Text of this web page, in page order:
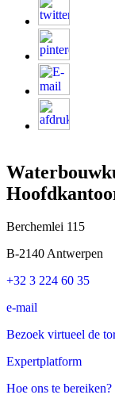
Berchemlei 115
B-2140 Antwerpen
+32 3 224 60 35
e-mail
Bezoek virtueel de
Expertplatform
Hoe ons te bereiken?